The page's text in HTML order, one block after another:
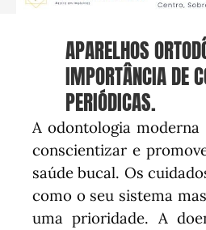
APARELHOS
IMPORTÂNCIA DE
PERIÓDICAS.
A odontologia
conscientizar e
saúde bucal. Os
como o seu sistema
uma prioridade. A